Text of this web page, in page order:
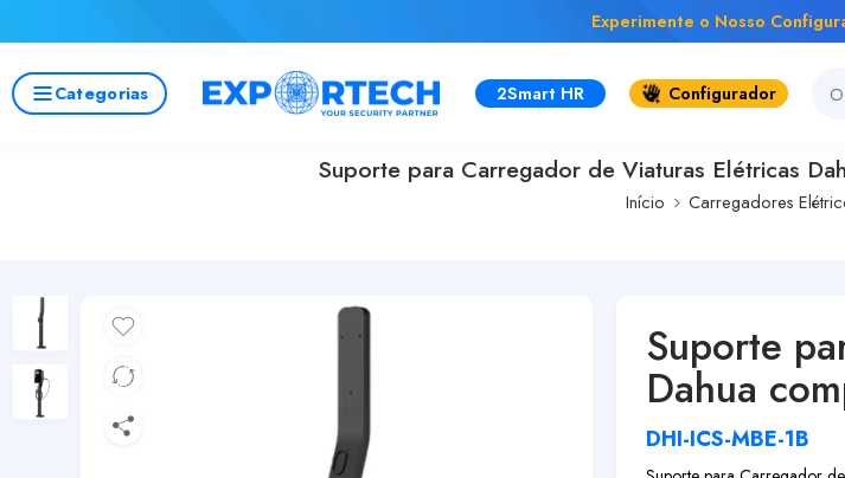
Experimente o Nosso
Categorias 2Smart HR Configurador
Suporte para Carregador de Viaturas Elétricas
Início Carregadores
Suporte
Dahua
DHI-ICS-MBE-1B